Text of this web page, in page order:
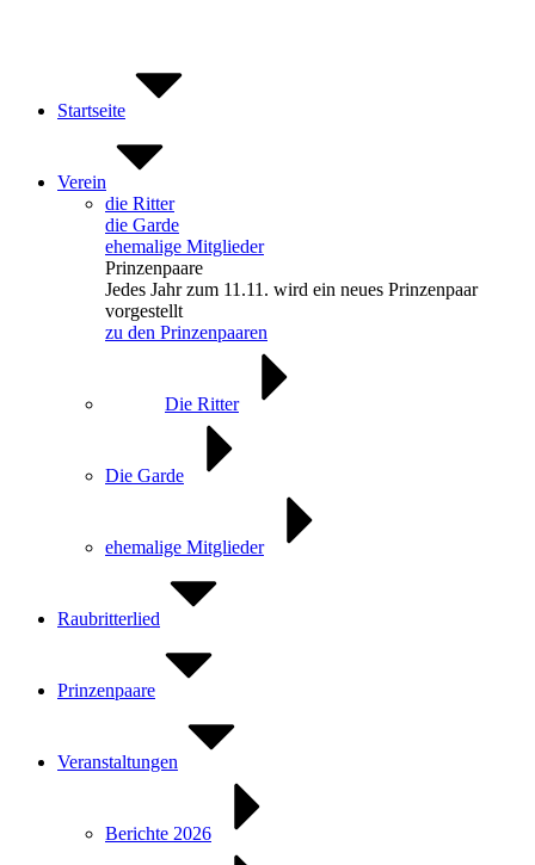
Startseite
Verein
die Ritter
die Garde
ehemalige Mitglieder
Prinzenpaare
Jedes Jahr zum 11.11. wird ein neues Prinzenpaar
vorgestellt
zu den Prinzenpaaren
Die Ritter
Die Garde
ehemalige Mitglieder
Raubritterlied
Prinzenpaare
Veranstaltungen
Berichte 2026